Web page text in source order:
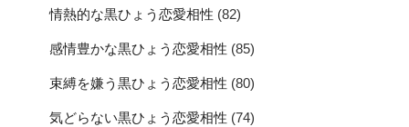
情熱的な黒ひょう恋愛相性 (82)
感情豊かな黒ひょう恋愛相性 (85)
束縛を嫌う黒ひょう恋愛相性 (80)
気どらない黒ひょう恋愛相性 (74)